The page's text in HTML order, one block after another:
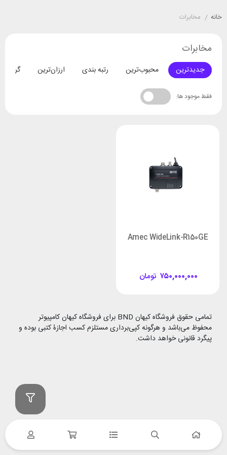
خانه / مخابرات
مخابرات
جدیدترین محبوب‌ترین رتبه بندی ارزان‌ترین
فقط موجود ها:
Amec WideLink-R150GE
تومان ۷۵۰,۰۰۰,۰۰۰
تمامی حقوق فروشگاه کیهان BND برای فروشگاه کیهان کامپیوتر
محفوظ می‌باشد و هرگونه کپی‌برداری مستلزم کسب اجازۀ کتبی بوده و
پیگرد قانونی خواهد داشت.